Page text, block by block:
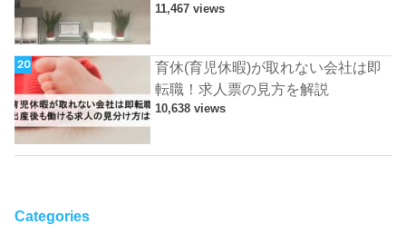
11,467 views
育休(育児休暇)が取れない会社は即
転職！求人票の見方を解説
10,638 views
Categories